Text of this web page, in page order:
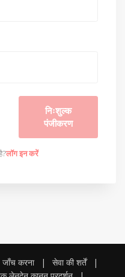
निःशुल्क
पंजीकरण
लॉग इन करें
जाँच करना | सेवा की शर्तें
|